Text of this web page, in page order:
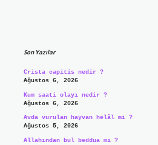
Son Yazılar
Crista capitis nedir ?
Ağustos 6, 2026
Kum saati olayı nedir ?
Ağustos 6, 2026
Avda vurulan hayvan helâl mi ?
Ağustos 5, 2026
Allahından bul beddua mı ?